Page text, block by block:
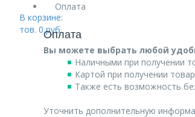
В корзине:
тов. 0руб.
Оплата
Оплата
Вы можете выбрать любой
Наличными при получении
Картой при получении
Также есть возможность
Уточнить дополнительную